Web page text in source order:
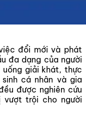
đổi mới và phát
đa dạng của người
giải khát, thực
cá nhân và gia
được nghiên cứu
trội cho người